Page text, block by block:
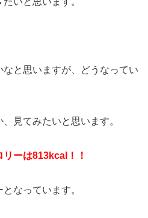
と思いますが、どうなってい
見てみたいと思います。
ーは813kcal！！
なっています。